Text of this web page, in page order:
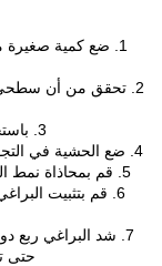
1. ضع كمية
2. تحقق من أن
3. باستخدام قفازات نظيفة وخالية من الوبر، افتح الحشية.
4. ضع الحشية في التجويف المحيط بحافة السكين في الشفة غير الدوارة.
5. قم بمحاذاة نمط الثقوب المتقابلة مع الأخاديد الخاصة باختبار التسرب.
6. قم بتثبيت
7. شد البراغي
حتى